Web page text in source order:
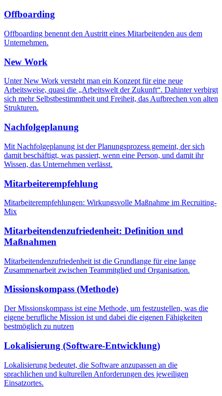
Offboarding
Offboarding benennt den Austritt eines Mitarbeitenden aus dem
Unternehmen.
New Work
Unter New Work versteht man ein Konzept für eine neue
Arbeitsweise, quasi die „Arbeitswelt der Zukunft“. Dahinter verbirgt
sich mehr Selbstbestimmtheit und Freiheit, das Aufbrechen von alten
Strukturen.
Nachfolgeplanung
Mit Nachfolgeplanung ist der Planungsprozess gemeint, der sich
damit beschäftigt, was passiert, wenn eine Person, und damit ihr
Wissen, das Unternehmen verlässt.
Mitarbeiterempfehlung
Mitarbeiterempfehlungen: Wirkungsvolle Maßnahme im Recruiting-
Mix
Mitarbeitendenzufriedenheit: Definition und
Maßnahmen
Mitarbeitendenzufriedenheit ist die Grundlange für eine lange
Zusammenarbeit zwischen Teammitglied und Organisation.
Missionskompass (Methode)
Der Missionskompass ist eine Methode, um festzustellen, was die
eigene berufliche Mission ist und dabei die eigenen Fähigkeiten
bestmöglich zu nutzen
Lokalisierung (Software-Entwicklung)
Lokalisierung bedeutet, die Software anzupassen an die
sprachlichen und kulturellen Anforderungen des jeweiligen
Einsatzortes.